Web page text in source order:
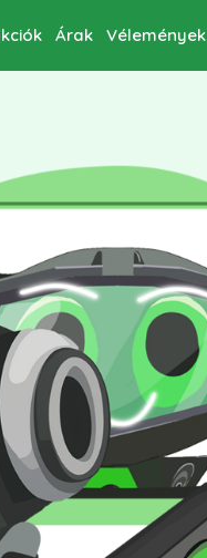
Árak Vélemények